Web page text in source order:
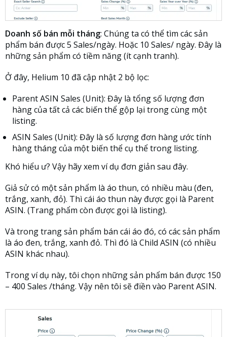
Doanh số bán mỗi tháng: Chúng ta có thể tìm các sản
phẩm bán được 5 Sales/ngày. Hoặc 10 Sales/ ngày. Đây là
những sản phẩm có tiềm năng (ít cạnh tranh).
Ở đây, Helium 10 đã cập nhật 2 bộ lọc:
Parent ASIN Sales (Unit): Đây là tổng số lượng đơn
hàng của tất cả các biến thể gộp lại trong cùng một
listing.
ASIN Sales (Unit): Đây là số lượng đơn hàng ước tính
hàng tháng của một biến thể cụ thể trong listing.
Khó hiểu ư? Vậy hãy xem ví dụ đơn giản sau đây.
Giả sử có một sản phẩm là áo thun, có nhiều màu (đen,
trắng, xanh, đỏ). Thì cái áo thun này được gọi là Parent
ASIN. (Trang phẩm còn được gọi là listing).
Và trong trang sản phẩm bán cái áo đó, có các sản phẩm
là áo đen, trắng, xanh đỏ. Thì đó là Child ASIN (có nhiều
ASIN khác nhau).
Trong ví dụ này, tôi chọn những sản phẩm bán được 150
– 400 Sales /tháng. Vậy nên tôi sẽ điền vào Parent ASIN.